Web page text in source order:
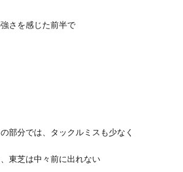
さを感じた前半で
部分では、タックルミスも少なく
東芝は中々前に出れない